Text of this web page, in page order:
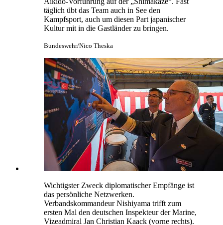
Organisatorisch machen es zwei Schiffe leichter,
den Empfang auszurichten. So kann die
„Shimakaze“, die Seite an Seite mit ihrem
Flaggschiff liegt, den Gästen, die keinen Fisch
essen, einen Teriyaki-Grill auf ihrem offenen
Flugdeck bieten.
Bundeswehr/Nico Theska